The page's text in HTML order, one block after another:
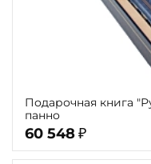
Подарочная книга
панно
60 548 ₽